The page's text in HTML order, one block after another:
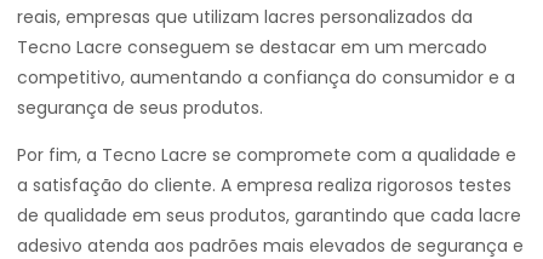
reais, empresas que utilizam lacres personalizados da
Tecno Lacre conseguem se destacar em um mercado
competitivo, aumentando a confiança do consumidor e a
segurança de seus produtos.
Por fim, a Tecno Lacre se compromete com a qualidade e
a satisfação do cliente. A empresa realiza rigorosos testes
de qualidade em seus produtos, garantindo que cada lacre
adesivo atenda aos padrões mais elevados de segurança e